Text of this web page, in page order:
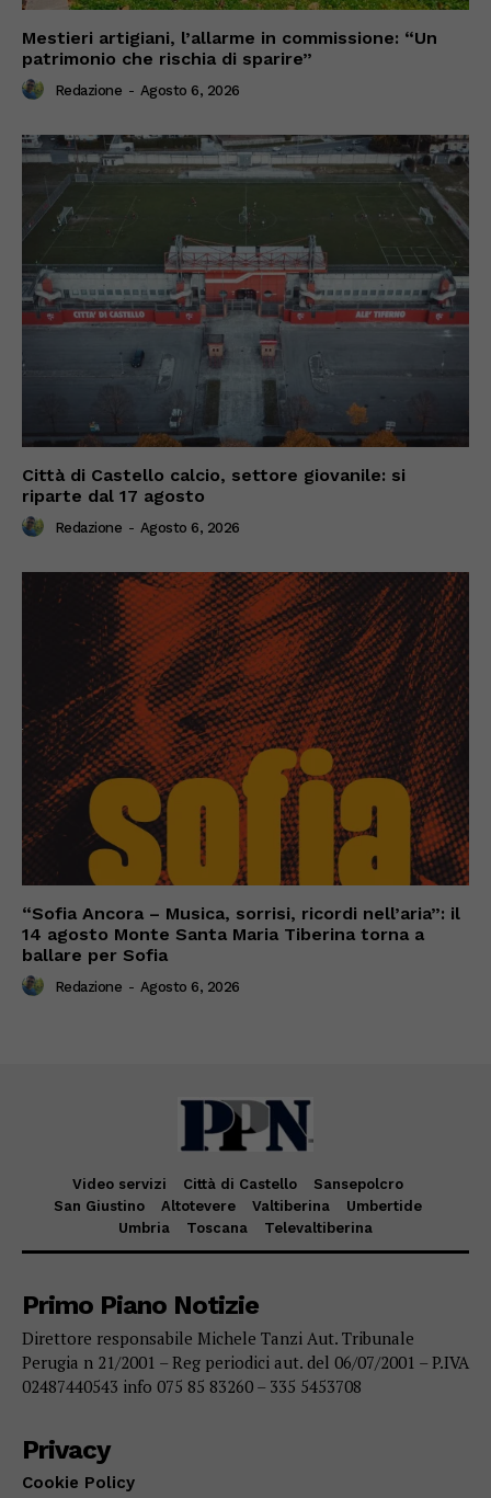
Mestieri artigiani, l’allarme in commissione: “Un
patrimonio che rischia di sparire”
Redazione - Agosto 6, 2026
Città di Castello calcio, settore giovanile: si
riparte dal 17 agosto
Redazione - Agosto 6, 2026
“Sofia Ancora – Musica, sorrisi, ricordi nell’aria”: il
14 agosto Monte Santa Maria Tiberina torna a
ballare per Sofia
Redazione - Agosto 6, 2026
Video servizi Città di Castello
Sansepolcro
San Giustino
Altotevere Valtiberina
Umbertide
Umbria
Toscana Televaltiberina
Primo Piano Notizie
Direttore responsabile Michele Tanzi Aut. Tribunale
Perugia n 21/2001 – Reg periodici aut. del 06/07/2001 – P.IVA
02487440543 info 075 85 83260 – 335 5453708
Privacy
Cookie Policy